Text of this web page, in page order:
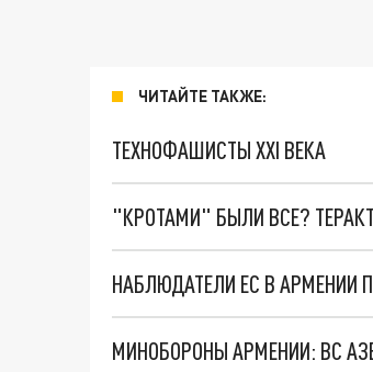
ЧИТАЙТЕ ТАКЖЕ:
ТЕХНОФАШИСТЫ XXI ВЕКА
"КРОТАМИ" БЫЛИ ВСЕ?